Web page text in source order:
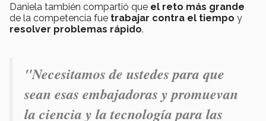
Daniela también compartió que el reto más grande
de la competencia fue trabajar contra el tiempo y
resolver problemas rápido.
"Necesitamos de ustedes para que
sean esas embajadoras y promuevan
la ciencia y la tecnología para las